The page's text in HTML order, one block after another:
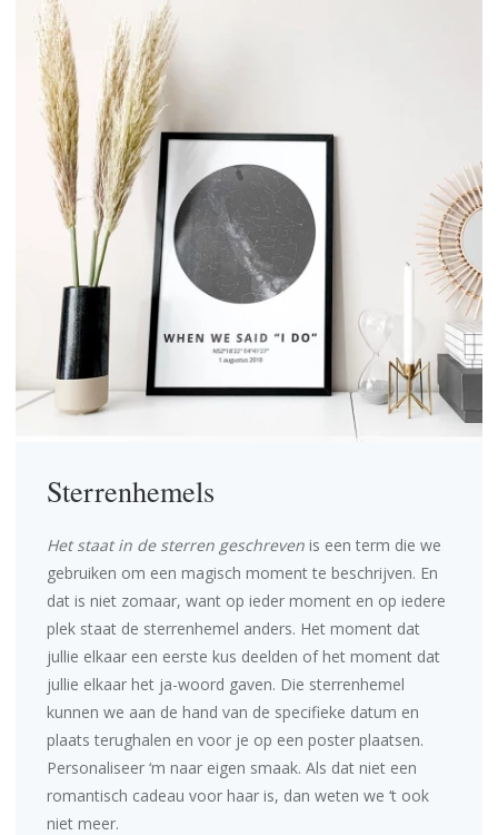
Sterrenhemels
Het staat in de sterren geschreven is een term die we
gebruiken om een magisch moment te beschrijven. En
dat is niet zomaar, want op ieder moment en op iedere
plek staat de sterrenhemel anders. Het moment dat
jullie elkaar een eerste kus deelden of het moment dat
jullie elkaar het ja-woord gaven. Die sterrenhemel
kunnen we aan de hand van de specifieke datum en
plaats terughalen en voor je op een poster plaatsen.
Personaliseer ‘m naar eigen smaak. Als dat niet een
romantisch cadeau voor haar is, dan weten we ‘t ook
niet meer.